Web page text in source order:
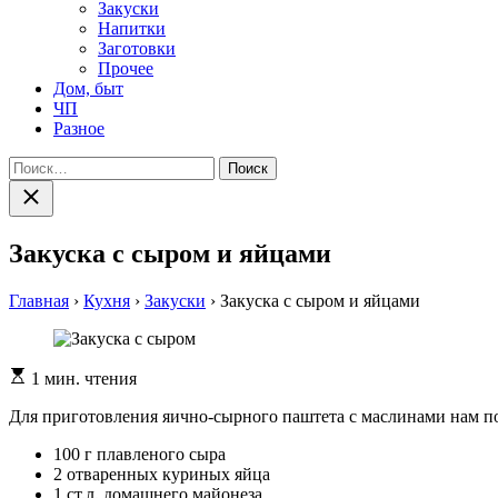
Закуски
Напитки
Заготовки
Прочее
Дом, быт
ЧП
Разное
Найти:
Закрыть
поиск
Закуска с сыром и яйцами
Главная › Кухня › Закуски › Закуска с сыром и яйцами
Расчетное
чтения
1 мин. чтения
Для приготовления яично-сырного паштета с маслинами нам
100 г плавленого сыра
2 отваренных куриных яйца
1 ст.л. домашнего майонеза